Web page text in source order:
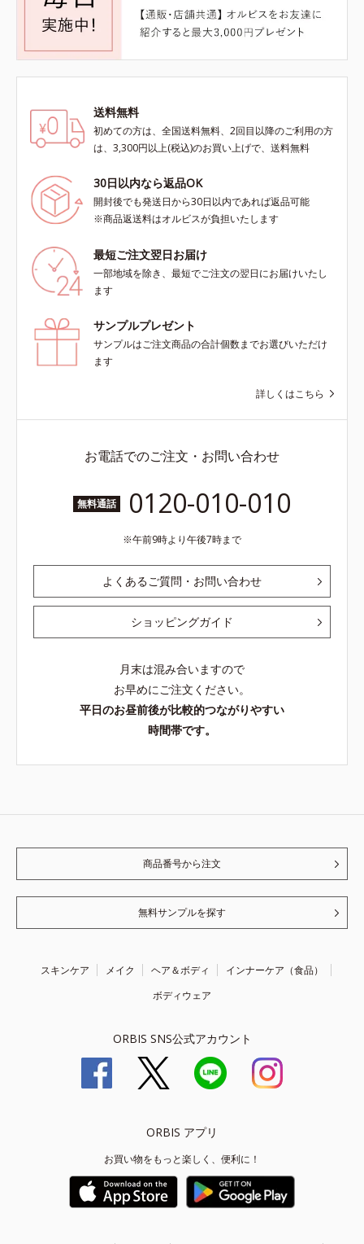
送料無料
初めての方は、全国送料無料、2回目以降のご利用の方
は、3,300円以上(税込)のお買い上げで、送料無料
30日以内なら返品OK
開封後でも発送日から30日以内であれば返品可能
※商品返送料はオルビスが負担いたします
最短ご注文翌日お届け
一部地域を除き、最短でご注文の翌日にお届けいたし
ます
サンプルプレゼント
サンプルはご注文商品の合計個数までお選びいただけ
ます
詳しくはこちら
お電話でのご注文・お問い合わせ
無料通話 0120-010-010
午前9時より午後7時まで
よくあるご質問・お問い合わせ
ショッピングガイド
月末は混み合いますので
お早めにご注文ください。
平日のお昼前後が比較的つながりやすい
時間帯です。
商品番号から注文
無料サンプルを探す
スキンケア メイク ヘア＆ボディ
インナーケア（食品）
ボディウェア
ORBIS SNS公式アカウント
ORBIS アプリ
お買い物をもっと楽しく、便利に！